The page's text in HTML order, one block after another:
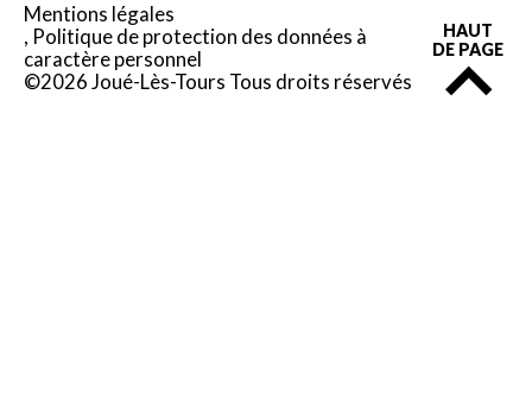
Mentions légales
Politique de protection des données à
caractère personnel
©2026 Joué-Lès-Tours Tous droits réservés
HAUT
DE PAGE